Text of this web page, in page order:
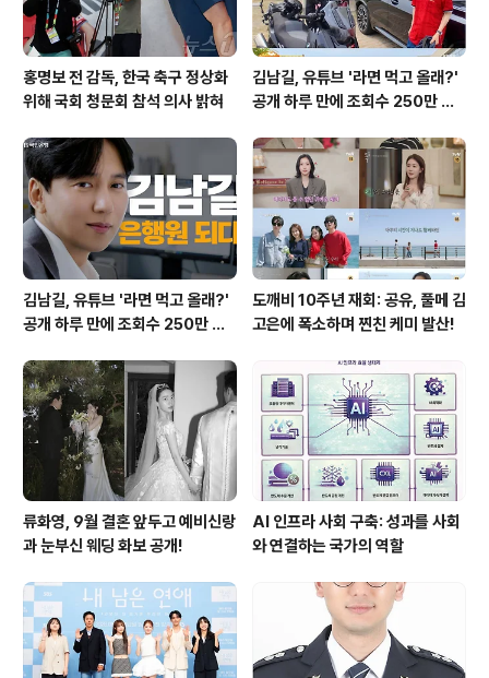
홍명보 전 감독, 한국 축구 정상화
위해 국회 청문회 참석 의사 밝혀
김남길, 유튜브 '라면 먹고 올래?'
공개 하루 만에 조회수 250만 돌
김남길, 유튜브 '라면 먹고 올래?'
공개 하루 만에 조회수 250만 돌
도깨비 10주년 재회: 공유, 풀메 김
고은에 폭소하며 찐친 케미 발산!
류화영, 9월 결혼 앞두고 예비신랑
과 눈부신 웨딩 화보 공개!
AI 인프라 사회 구축: 성과를 사회
와 연결하는 국가의 역할